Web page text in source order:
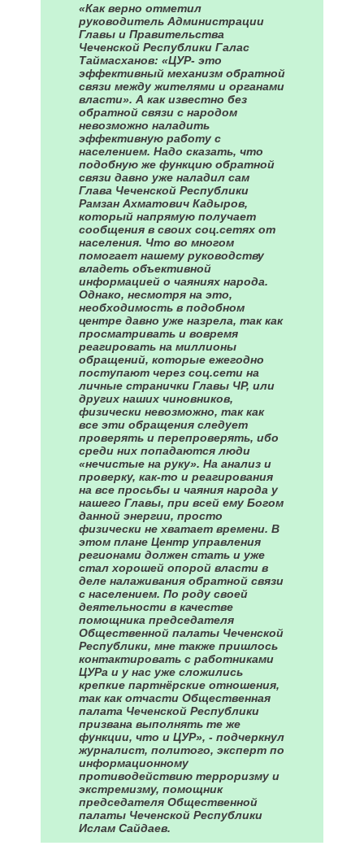
«Как верно отметил
руководитель Администрации
Главы и Правительства
Чеченской Республики Галас
Таймасханов: «ЦУР- это
эффективный механизм обратной
связи между жителями и органами
власти». А как известно без
обратной связи с народом
невозможно наладить
эффективную работу с
населением. Надо сказать, что
подобную же функцию обратной
связи давно уже наладил сам
Глава Чеченской Республики
Рамзан Ахматович Кадыров,
который напрямую получает
сообщения в своих соц.сетях от
населения. Что во многом
помогает нашему руководству
владеть объективной
информацией о чаяниях народа.
Однако, несмотря на это,
необходимость в подобном
центре давно уже назрела, так как
просматривать и вовремя
реагировать на миллионы
обращений, которые ежегодно
поступают через соц.сети на
личные странички Главы ЧР, или
других наших чиновников,
физически невозможно, так как
все эти обращения следует
проверять и перепроверять, ибо
среди них попадаются люди
«нечистые на руку». На анализ и
проверку, как-то и реагирования
на все просьбы и чаяния народа у
нашего Главы, при всей ему Богом
данной энергии, просто
физически не хватает времени. В
этом плане Центр управления
регионами должен стать и уже
стал хорошей опорой власти в
деле налаживания обратной связи
с населением. По роду своей
деятельности в качестве
помощника председателя
Общественной палаты Чеченской
Республики, мне также пришлось
контактировать с работниками
ЦУРа и у нас уже сложились
крепкие партнёрские отношения,
так как отчасти Общественная
палата Чеченской Республики
призвана выполнять те же
функции, что и ЦУР», - подчеркнул
журналист, политого, эксперт по
информационному
противодействию терроризму и
экстремизму, помощник
председателя Общественной
палаты Чеченской Республики
Ислам Сайдаев.